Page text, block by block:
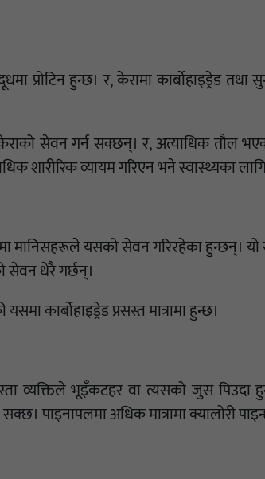
प्रोटिन हुन्छ। र, केरामा कार्बोहाइड्रेड
सेवन गर्न सक्छन्। र, अत्याधिक तौल
शारीरिक व्यायम गरिएन भने स्वास्थ्यका
मानिसहरूले यसको सेवन गरिरहेका हुन्छन्।
सेवन धेरै गर्छन्।
कार्बोहाइड्रेड प्रसस्त मात्रामा हुन्छ।
व्यक्तिले भूइँकटहर वा त्यसको जुस पिउदा
पाइनापलमा अधिक मात्रामा क्यालोरी